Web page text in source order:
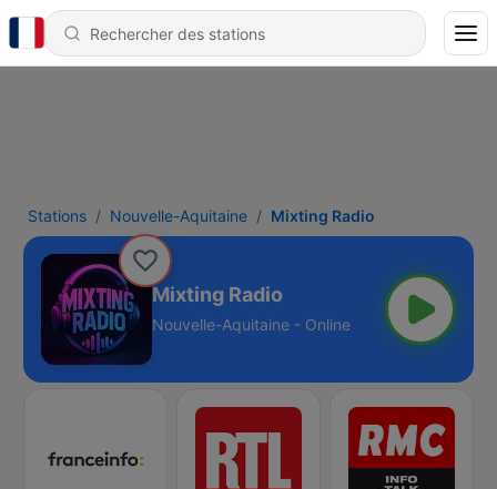
Stations Nouvelle-Aquitaine Mixting Radio
Mixting Radio
Nouvelle-Aquitaine - Online